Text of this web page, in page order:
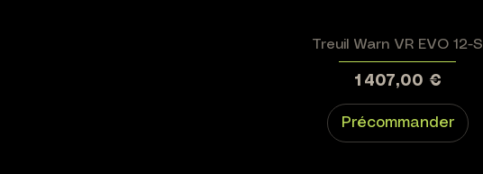
Treuil Warn VR EVO 12-S
Prix
1 407,00 €
Précommander